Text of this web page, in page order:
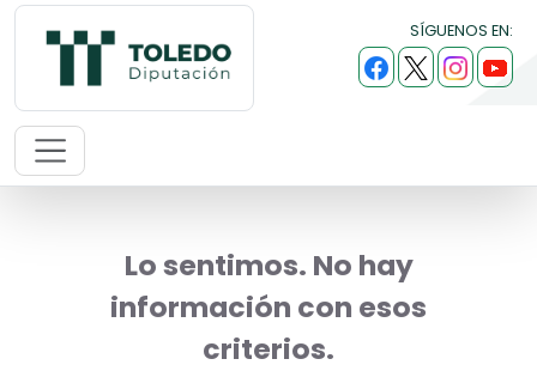
SÍGUENOS EN:
Lo sentimos. No hay
información con esos
criterios.